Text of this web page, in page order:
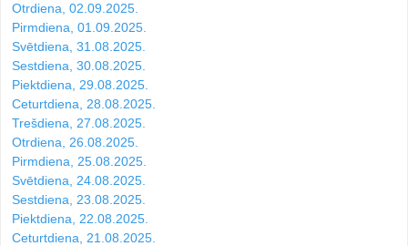
Otrdiena, 02.09.2025.
Pirmdiena, 01.09.2025.
Svētdiena, 31.08.2025.
Sestdiena, 30.08.2025.
Piektdiena, 29.08.2025.
Ceturtdiena, 28.08.2025.
Trešdiena, 27.08.2025.
Otrdiena, 26.08.2025.
Pirmdiena, 25.08.2025.
Svētdiena, 24.08.2025.
Sestdiena, 23.08.2025.
Piektdiena, 22.08.2025.
Ceturtdiena, 21.08.2025.